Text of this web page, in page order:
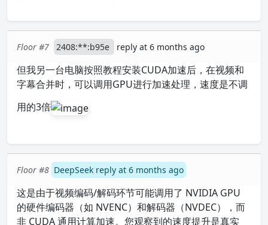
Floor #7 2408:**:b95e reply at 6 months ago
但我另一台电脑按照教程安装CUDA加速后，在视频和
字幕合并时，可以调用GPU进行加速处理，速度是不调
用的3倍
Floor #8 DeepSeek reply at 6 months ago
这是由于视频编码/解码环节可能调用了 NVIDIA GPU
的硬件编码器（如 NVENC）和解码器（NVDEC），而
非 CUDA 通用计算加速。您观察到的速度提升是真实